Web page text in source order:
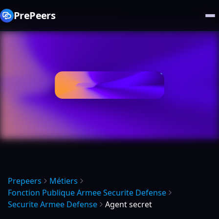
PrePeers
Prepeers
Métiers
Fonction Publique Armee Securite Defense
Securite Armee Defense
Agent secret